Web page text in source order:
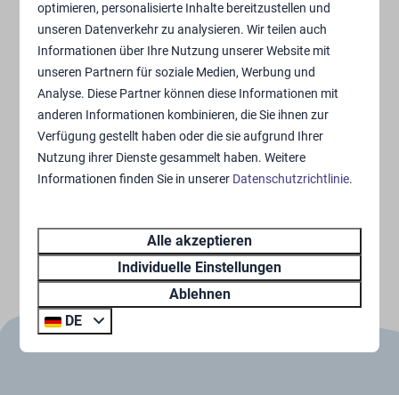
Paul Timmermans
Verkaufsberater
„Unsere Ferienhäuser sind stilvoll eingerichtet und mit
allem Luxus ausgestattet – ein inspirierender Ort, um
wunderbar zur Ruhe zu kommen.
Wie funktioniert die
Vermietung bei BreeBronne?
optimieren, personalisierte Inhalte bereitzustellen und
unseren Datenverkehr zu analysieren. Wir teilen auch
Informationen über Ihre Nutzung unserer Website mit
unseren Partnern für soziale Medien, Werbung und
Analyse. Diese Partner können diese Informationen mit
anderen Informationen kombinieren, die Sie ihnen zur
Verfügung gestellt haben oder die sie aufgrund Ihrer
Nutzung ihrer Dienste gesammelt haben. Weitere
Informationen finden Sie in unserer Datenschutzrichtlinie.
Alle akzeptieren
Individuelle Einstellungen
Ablehnen
DE